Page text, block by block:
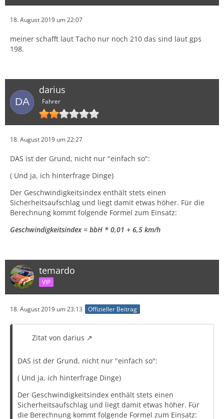
18. August 2019 um 22:07
meiner schafft laut Tacho nur noch 210 das sind laut gps
198.
darius
Fahrer
18. August 2019 um 22:27
DAS ist der Grund, nicht nur "einfach so":
( Und ja, ich hinterfrage Dinge)
Der Geschwindigkeitsindex enthält stets einen
Sicherheitsaufschlag und liegt damit etwas höher. Für die
Berechnung kommt folgende Formel zum Einsatz:
Geschwindigkeitsindex = bbH * 0,01 + 6,5 km/h
temardo
VIP
18. August 2019 um 23:13 Offizieller Beitrag
Zitat von darius
DAS ist der Grund, nicht nur "einfach so":
( Und ja, ich hinterfrage Dinge)
Der Geschwindigkeitsindex enthält stets einen
Sicherheitsaufschlag und liegt damit etwas höher. Für
die Berechnung kommt folgende Formel zum Einsatz: